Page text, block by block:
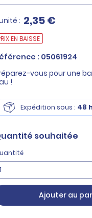
: 2,35 €
EN BAISSE
: 05061924
vous pour une
!
Expédition sous : 48
souhaitée
Ajouter au